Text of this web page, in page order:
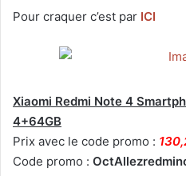
Pour craquer c’est par ICI
Xiaomi Redmi Note 4
4+64GB
Prix avec le code promo :
Code promo :